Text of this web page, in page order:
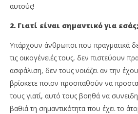
αυτούς!
2. Γιατί είναι σημαντικό για εσάς;
Υπάρχουν άνθρωποι που πραγματικά
τις οικογένειές τους, δεν πιστεύουν
ασφάλιση, δεν τους νοιάζει αν την
βρίσκετε ποιον προσπαθούν να
τους γιατί, αυτό τους βοηθά να
βαθιά τη σημαντικότητα που έχει το